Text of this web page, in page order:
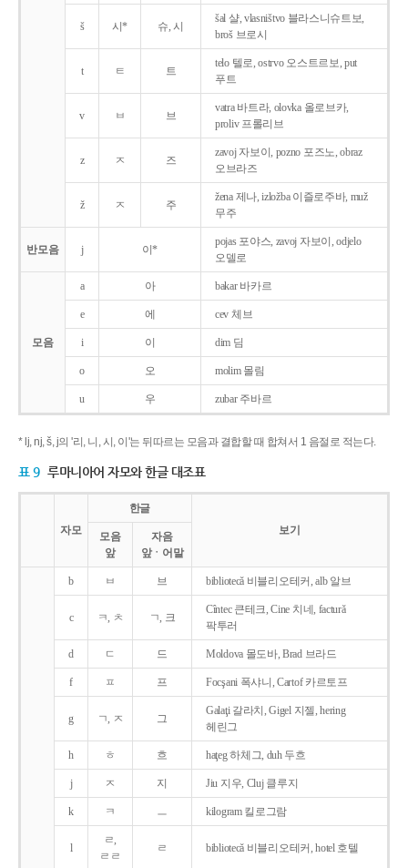
š 시* 슈, 시
šal 샬, vlasništvo 블라스니슈트보,
broš 브로시
t ㅌ 트
telo 텔로, ostrvo 오스트르보, put
푸트
v ㅂ 브
vatra 바트라, olovka 올로브카,
proliv 프롤리브
z ㅈ 즈
zavoj 자보이, pozno 포즈노, obraz
오브라즈
ž ㅈ 주
žena 제나, izložba 이즐로주바, muž
무주
반모음 j 이*
pojas 포야스, zavoj 자보이, odjelo
오델로
모음
a 아 bakar 바카르
e 에 cev 체브
i 이 dim 딤
o 오 molim 몰림
u 우 zubar 주바르
* lj, nj, š, j의 '리, 니, 시, 이'는 뒤따르는 모음과 결합할 때 합쳐서 1 음절로 적는다.
표 9 루마니아어 자모와 한글 대조표
자모
한글
보기
모음
앞
자음
앞ㆍ어말
b ㅂ 브 bibliotecǎ 비블리오테커, alb 알브
c ㅋ, ㅊ ㄱ, 크
Cîntec 큰테크, Cine 치네, facturǎ
팍투러
d ㄷ 드 Moldova 몰도바, Brad 브라드
f ㅍ 프 Focşani 폭샤니, Cartof 카르토프
g ㄱ, ㅈ 그
Galaţi 갈라치, Gigel 지젤, hering
헤린그
h ㅎ 흐 haţeg 하체그, duh 두흐
j ㅈ 지 Jiu 지우, Cluj 클루지
k ㅋ ㅡ kilogram 킬로그람
l
ㄹ,
ㄹㄹ
ㄹ bibliotecǎ 비블리오테커, hotel 호텔